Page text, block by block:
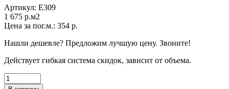
Артикул: Е309
1 675 p.м2
Цена за пог.м.: 354 р.
Нашли дешевле? Предложим лучшую цену. Звоните!
Действует гибкая система скидок, зависит от объема.